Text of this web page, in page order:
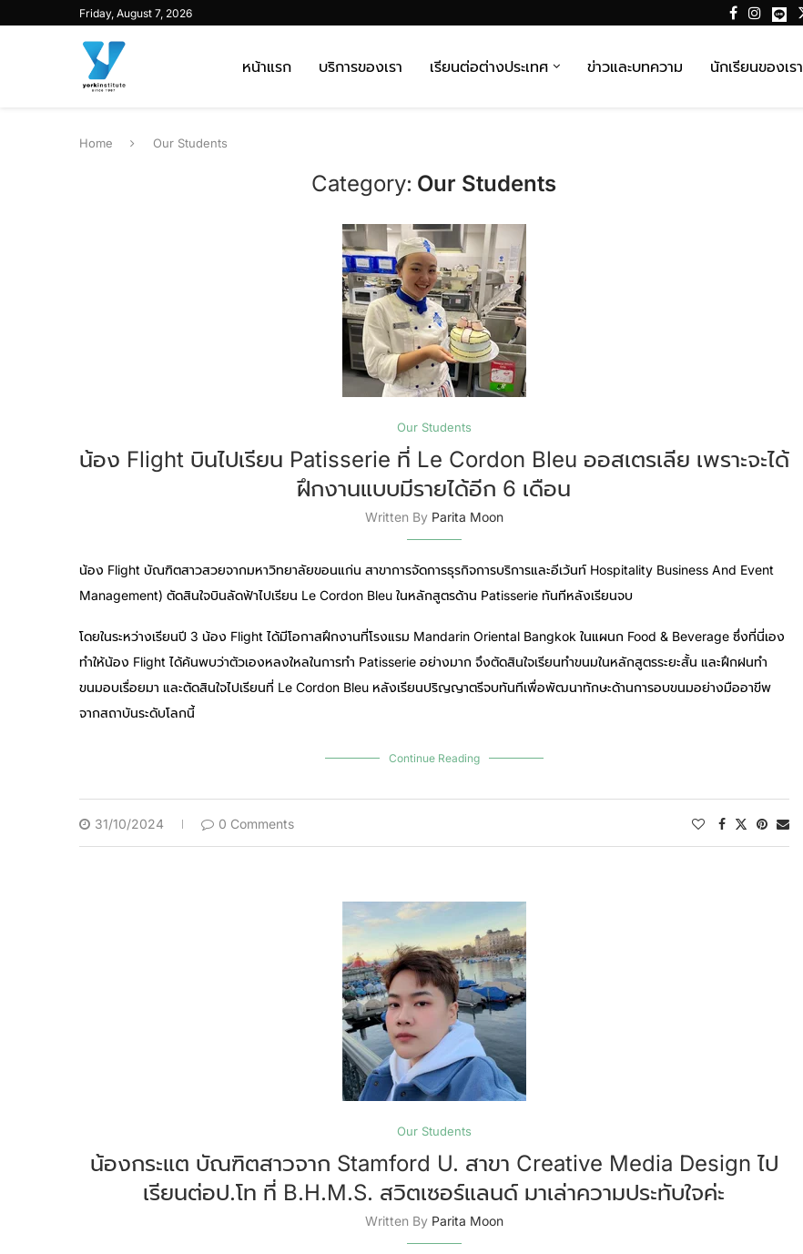
Friday, August 7, 2026
หน้าแรก บริการของเรา เรียนต่อต่างประเทศ ข่าวและบทความ นักเรียนของเรา
Home Our Students
Category: Our Students
Our Students
น้อง Flight บินไปเรียน Patisserie ที่ Le Cordon Bleu ออสเตรเลีย เพราะจะได้
ฝึกงานแบบมีรายได้อีก 6 เดือน
Written By Parita Moon
น้อง Flight บัณฑิตสาวสวยจากมหาวิทยาลัยขอนแก่น สาขาการจัดการธุรกิจการบริการและอีเว้นท์ Hospitality Business And Event
Management) ตัดสินใจบินลัดฟ้าไปเรียน Le Cordon Bleu ในหลักสูตรด้าน Patisserie ทันทีหลังเรียนจบ
โดยในระหว่างเรียนปี 3 น้อง Flight ได้มีโอกาสฝึกงานที่โรงแรม Mandarin Oriental Bangkok ในแผนก Food & Beverage ซึ่งที่นี่เอง
ทำให้น้อง Flight ได้ค้นพบว่าตัวเองหลงใหลในการทำ Patisserie อย่างมาก จึงตัดสินใจเรียนทำขนมในหลักสูตรระยะสั้น และฝึกฝนทำ
ขนมอบเรื่อยมา และตัดสินใจไปเรียนที่ Le Cordon Bleu หลังเรียนปริญญาตรีจบทันทีเพื่อพัฒนาทักษะด้านการอบขนมอย่างมืออาขีพ
จากสถาบันระดับโลกนี้
Continue Reading
31/10/2024 0 Comments
Our Students
น้องกระแต บัณฑิตสาวจาก Stamford U. สาขา Creative Media Design ไป
เรียนต่อป.โท ที่ B.H.M.S. สวิตเซอร์แลนด์ มาเล่าความประทับใจค่ะ
Written By Parita Moon